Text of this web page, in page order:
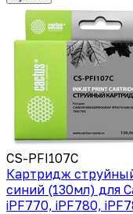
CS-PFI107C
Картридж
синий (130мл) для
iPF770, iPF780,